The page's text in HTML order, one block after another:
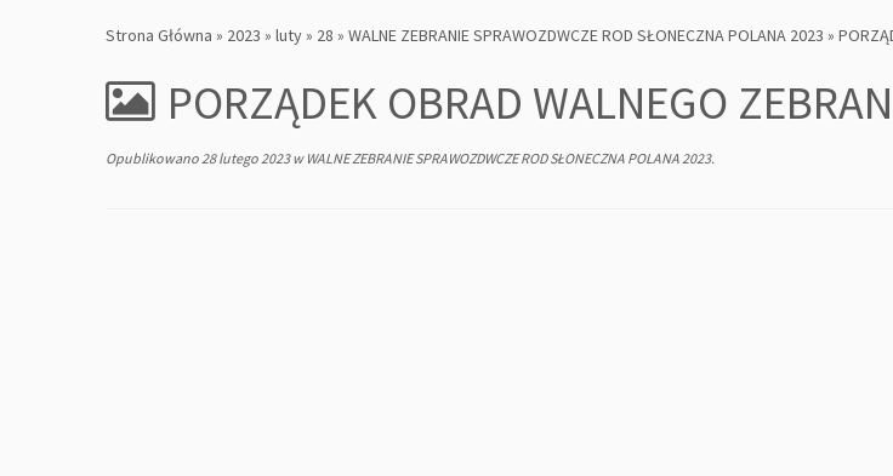
Strona Główna » 2023 » luty» 28 » WALNE ZEBRANIE SPRAWOZDWCZE ROD SŁONECZNA POLANA 2023 »
PORZĄDEK OBRAD WALNEGO
Opublikowano28 lutego 2023wWALNE ZEBRANIE SPRAWOZDWCZE ROD SŁONECZNA POLANA 2023.